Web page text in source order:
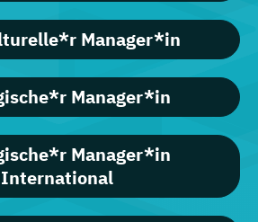
Manager*in
Manager*in
Manager*in
International